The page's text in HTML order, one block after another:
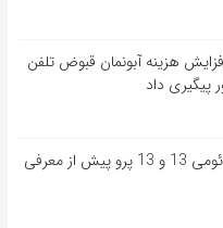
هزینه آبونمان قبوض تلفن
داد
افشای مشخصات کامل شیائومی 13 و 13 پرو پیش از معرفی